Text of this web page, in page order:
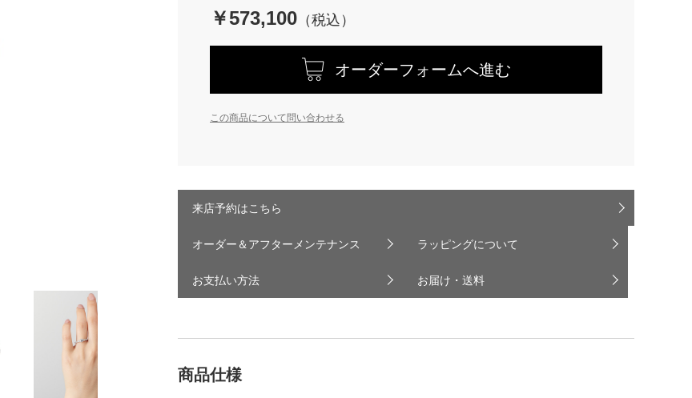
￥573,100
オーダーフォームへ進む
この商品について問い合わせる
来店予約はこちら
オーダー＆アフターメンテナンス ラッピングについて
お支払い方法 お届け・送料